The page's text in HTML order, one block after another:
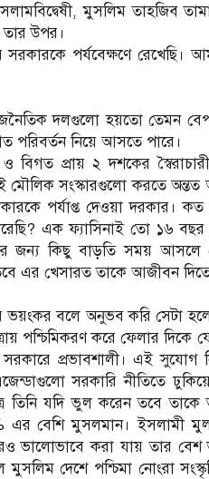
মুসলিম তাহজিব
উপর।
পর্যবেক্ষণে রেখেছি।
দলগুলো হয়তো তেমন
পরিবর্তন নিয়ে আসতে পারে।
প্রায় ২ দশকের
সংস্কারগুলো করতে
পর্যাপ্ত দেওয়া দরকার।
এক ফ্যাসিনাই তো ১৬ বছর
জন্য কিছু বাড়তি সময় আসলে
এর খেসারত তাকে আজীবন
বলে অনুভব করি সেটা
পশ্চিমিকরণ করে ফেলার দিকে
প্রভাবশালী। এই সুযোগ
সরকারি নীতিতে
তিনি যদি ভুল করেন তবে তাকে
এর বেশি মুসলমান। ইসলামী
ভালোভাবে করা যায় তার বেশ
দেশে পশ্চিমা নোংরা